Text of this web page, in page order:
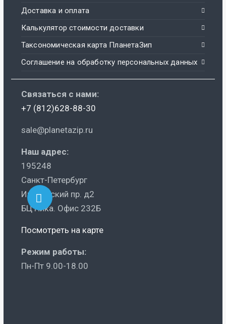
Доставка и оплата
Калькулятор стоимости доставки
Таксономическая карта ПланетаЗип
Соглашение на обработку персональных данных
Связаться с нами:
+7 (812)628-88-30
sale@planetazip.ru
Наш адрес:
195248
Санкт-Петербург
Ириновский пр. д2
БЦ Ника. Офис 232Б
Посмотреть на карте
Режим работы:
Пн-Пт 9.00-18.00